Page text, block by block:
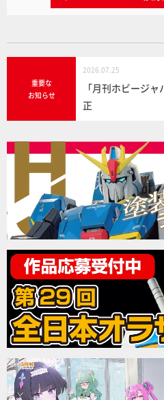
重要な
お知らせ
2026.07.25
「月刊ホビージ
正